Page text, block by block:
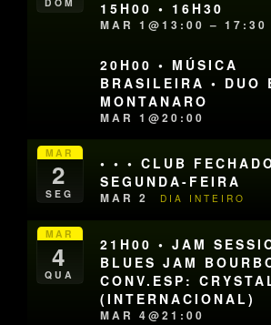
15H00 • 16H30
MAR 1@13:00 – 17:30
20H00 • MÚSICA
BRASILEIRA • DUO
MONTANARO
MAR 1@20:00
MAR
2
SEG
• • • CLUB
SEGUNDA-FEIRA
MAR 2 DIA INTEIRO
MAR
4
QUA
21H00 • JAM
BLUES JAM
CONV.ESP:
(INTERNACIONAL)
MAR 4@21:00